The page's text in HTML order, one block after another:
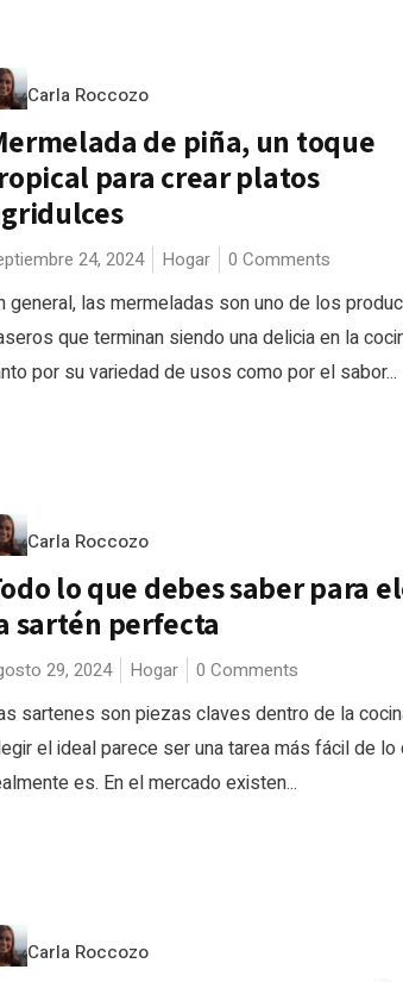
Carla Roccozo
de piña, un toque
para crear platos
24, 2024 Hogar 0 Comments
general, las mermeladas son uno de los
que terminan siendo una delicia en la
por su variedad de usos como por el sabor...
Carla Roccozo
lo que debes saber para
sartén perfecta
29, 2024 Hogar 0 Comments
sartenes son piezas claves dentro de la
el ideal parece ser una tarea más fácil de lo
es. En el mercado existen...
Carla Roccozo